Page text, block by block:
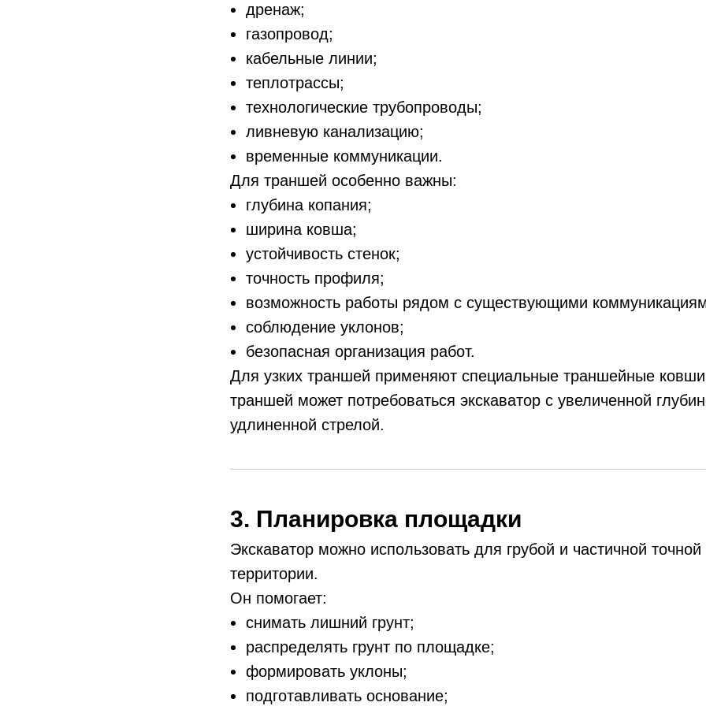
дренаж;
газопровод;
кабельные линии;
теплотрассы;
технологические трубопроводы;
ливневую канализацию;
временные коммуникации.
Для траншей особенно важны:
глубина копания;
ширина ковша;
устойчивость стенок;
точность профиля;
возможность работы рядом с существующими
соблюдение уклонов;
безопасная организация работ.
Для узких траншей применяют специальные траншейные
траншей может потребоваться экскаватор с увеличенной
удлиненной стрелой.
3. Планировка площадки
Экскаватор можно использовать для грубой и частичной
территории.
Он помогает:
снимать лишний грунт;
распределять грунт по площадке;
формировать уклоны;
подготавливать основание;